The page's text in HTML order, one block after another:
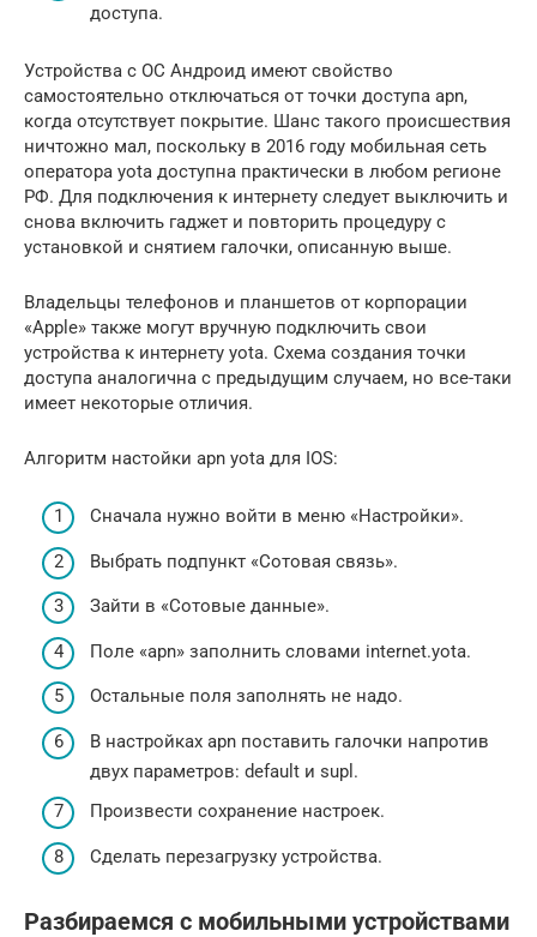
доступа.
Устройства с ОС Андроид имеют свойство
самостоятельно отключаться от точки доступа apn,
когда отсутствует покрытие. Шанс такого происшествия
ничтожно мал, поскольку в 2016 году мобильная сеть
оператора yota доступна практически в любом регионе
РФ. Для подключения к интернету следует выключить и
снова включить гаджет и повторить процедуру с
установкой и снятием галочки, описанную выше.
Владельцы телефонов и планшетов от корпорации
«Apple» также могут вручную подключить свои
устройства к интернету yota. Схема создания точки
доступа аналогична с предыдущим случаем, но все-таки
имеет некоторые отличия.
Алгоритм настойки apn yota для IOS:
Сначала нужно войти в меню «Настройки».
Выбрать подпункт «Сотовая связь».
Зайти в «Сотовые данные».
Поле «apn» заполнить словами internet.yota.
Остальные поля заполнять не надо.
В настройках apn поставить галочки напротив
двух параметров: default и supl.
Произвести сохранение настроек.
Сделать перезагрузку устройства.
Разбираемся с мобильными устройствами